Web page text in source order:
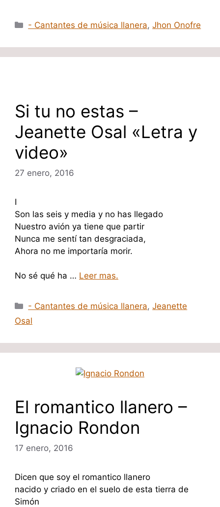
Categorías
- Cantantes de música llanera,Jhon Onofre
Si tu no estas –
Jeanette Osal «Letra y
video»
27 enero, 2016
I
Son las seis y media y no has llegado
Nuestro avión ya tiene que partir
Nunca me sentí tan desgraciada,
Ahora no me importaría morir.
No sé qué ha … Leer mas.
Categorías
- Cantantes de música llanera,Jeanette
Osal
El romantico llanero –
Ignacio Rondon
17 enero, 2016
Dicen que soy el romantico llanero
nacido y criado en el suelo de esta tierra de
Simón